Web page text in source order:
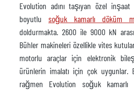
Evolution adını taşıyan özel inşaat
boyutlu soğuk kamarlı döküm
doldurmakta. 2600 ile 9000 kN
Bühler makineleri özellikle vites
motorlu araçlar için elektronik
ürünlerin imalatı için çok uygunlar.
rağmen Evolution soğuk kamarlı